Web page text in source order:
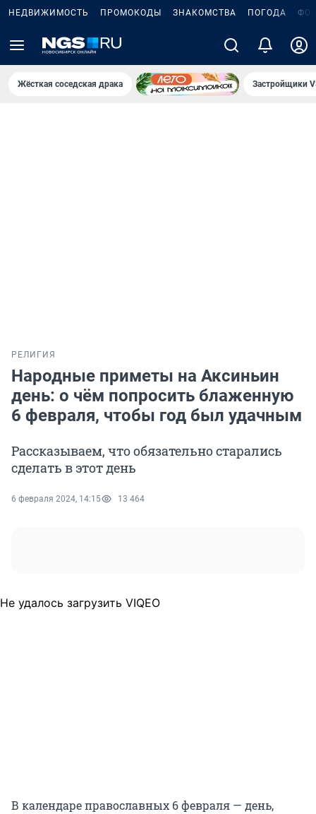
НЕДВИЖИМОСТЬ ПРОМОКОДЫ ЗНАКОМСТВА ПОГОДА
Жёсткая соседская драка Застройщики
РЕЛИГИЯ
Народные приметы на Аксиньин
день: о чём попросить блаженную
6 февраля, чтобы год был удачным
Рассказываем, что обязательно старались
сделать в этот день
6 февраля 2024, 14:15 13 464
Не удалось загрузить VIQEO
В календаре православных 6 февраля — день,